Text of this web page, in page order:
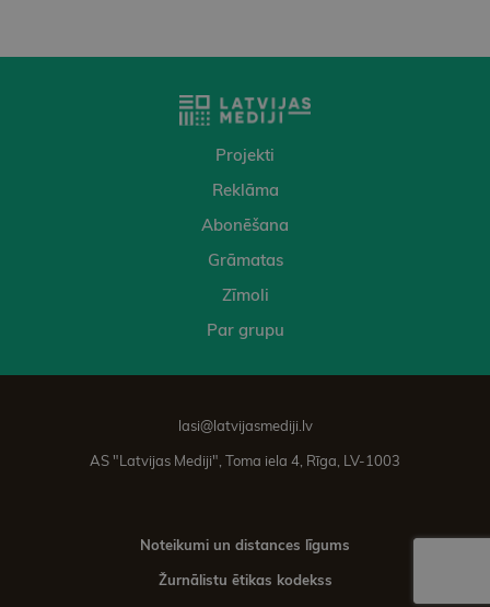
Projekti
Reklāma
Abonēšana
Grāmatas
Zīmoli
Par grupu
lasi@latvijasmediji.lv
AS "Latvijas Mediji", Toma iela 4, Rīga, LV-1003
Noteikumi un distances līgums
Žurnālistu ētikas kodekss